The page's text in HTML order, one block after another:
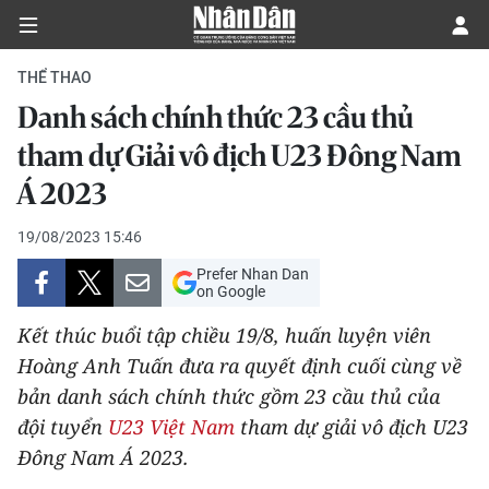
CHÍNH TRỊ
KINH TẾ
VĂN HÓA
XÃ HỘI
PHÁP LUẬT
DU LỊCH
THẾ GIỚI
THỂ THAO
Danh sách chính thức 23 cầu thủ
tham dự Giải vô địch U23 Đông Nam
Á 2023
19/08/2023 15:46
Prefer Nhan Dan
on Google
Kết thúc buổi tập chiều 19/8, huấn luyện viên
Hoàng Anh Tuấn đưa ra quyết định cuối cùng về
bản danh sách chính thức gồm 23 cầu thủ của
đội tuyển U23 Việt Nam tham dự giải vô địch U23
Đông Nam Á 2023.